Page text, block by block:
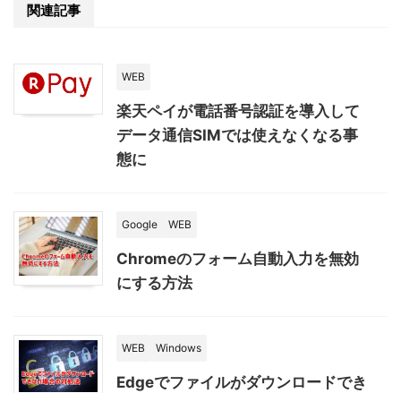
関連記事
WEB
楽天ペイが電話番号認証を導入して
データ通信SIMでは使えなくなる事
態に
Google WEB
Chromeのフォーム自動入力を無効
にする方法
WEB Windows
Edgeでファイルがダウンロードでき